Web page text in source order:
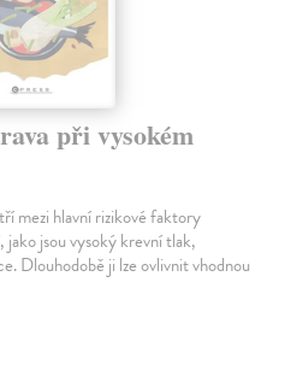
při vysokém
mezi hlavní rizikové faktory
jsou vysoký krevní tlak,
Dlouhodobě ji lze ovlivnit vhodnou